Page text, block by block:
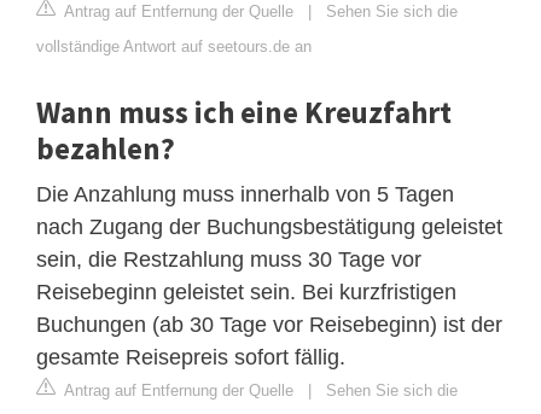
Antrag auf Entfernung der Quelle | Sehen Sie sich die
vollständige Antwort auf seetours.de an
Wann muss ich eine Kreuzfahrt
bezahlen?
Die Anzahlung muss innerhalb von 5 Tagen
nach Zugang der Buchungsbestätigung geleistet
sein, die Restzahlung muss 30 Tage vor
Reisebeginn geleistet sein. Bei kurzfristigen
Buchungen (ab 30 Tage vor Reisebeginn) ist der
gesamte Reisepreis sofort fällig.
Antrag auf Entfernung der Quelle | Sehen Sie sich die